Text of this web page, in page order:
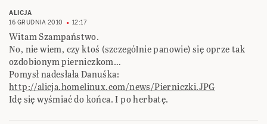
ALICJA
16 GRUDNIA 2010
12:17
Witam Szampaństwo.
No, nie wiem, czy ktoś (szczególnie panowie) się oprze tak
ozdobionym pierniczkom…
Pomysł nadesłała Danuśka:
http://alicja.homelinux.com/news/Pierniczki.JPG
Idę się wyśmiać do końca. I po herbatę.